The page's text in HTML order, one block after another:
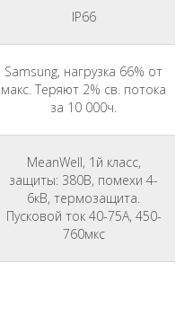
IP66
Samsung, нагрузка 66% от
макс. Теряют 2% св. потока
за 10 000ч.
MeanWell, 1й класс,
защиты: 380В, помехи 4-
6кВ, термозащита.
Пусковой ток 40-75A, 450-
760мкс